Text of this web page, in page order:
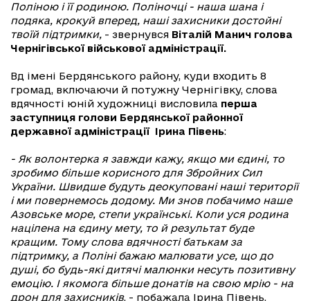
Поліною і її родиною. Поліночці - наша шана і
подяка, крокуй вперед, наші захисники достойні
твоїй підтримки, - звернувся Віталій Манич голова
Чернігівської військової адміністрації.
Вд імені Бердянського району, куди входить 8
громад, включаючи й потужну Чернігівку, слова
вдячності юній художниці висловила перша
заступниця голови Бердянської районної
державної адміністрації Ірина Півень:
- Як волонтерка я завжди кажу, якщо ми єдині, то
зробимо більше корисного для Збройних Сил
України. Швидше будуть деокуповані наші території
і ми повернемось додому. Ми знов побачимо наше
Азовське море, степи українські. Коли уся родина
націлена на єдину мету, то й результат буде
кращим. Тому слова вдячності батькам за
підтримку, а Поліні бажаю малювати усе, що до
душі, бо будь-які дитячі малюнки несуть позитивну
емоцію. І якомога більше донатів на свою мрію - на
дрон для захисників, - побажала Ірина Півень.